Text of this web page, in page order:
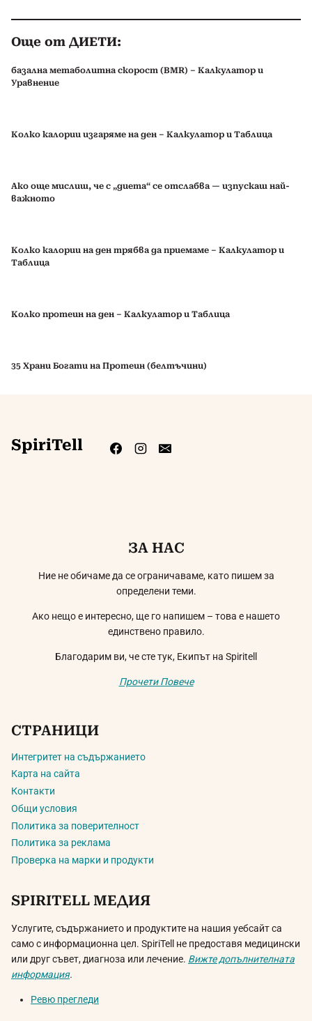
Още от ДИЕТИ:
базална метаболитна скорост (BMR) – Калкулатор и
Уравнение
Колко калории изгаряме на ден – Калкулатор и Таблица
Ако още мислиш, че с „диета“ се отслабва — изпускаш най-
важното
Колко калории на ден трябва да приемаме – Калкулатор и
Таблица
Колко протеин на ден – Калкулатор и Таблица
35 Храни Богати на Протеин (белтъчини)
SpiriTell
ЗА НАС
Ние не обичаме да се ограничаваме, като пишем за
определени теми.
Ако нещо е интересно, ще го напишем – това е нашето
единствено правило.
Благодарим ви, че сте тук, Екипът на Spiritell
Прочети Повече
СТРАНИЦИ
Интегритет на съдържанието
Карта на сайта
Контакти
Общи условия
Политика за поверителност
Политика за реклама
Проверка на марки и продукти
SPIRITELL МЕДИЯ
Услугите, съдържанието и продуктите на нашия уебсайт са
само с информационна цел. SpiriTell не предоставя медицински
или друг съвет, диагноза или лечение. Вижте допълнителната
информация.
Ревю прегледи